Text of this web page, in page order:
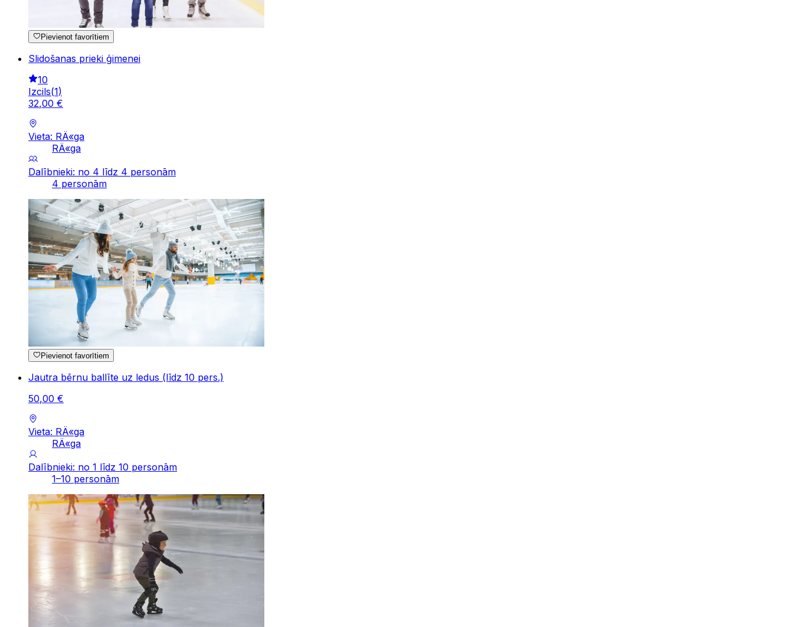
Pievienot favorītiem
Slidošanas prieki ģimenei
10
Izcils(1)
32,00 €
Vieta: RÄ«ga
RÄ«ga
Dalībnieki: no 4 līdz 4 personām
4 personām
Pievienot favorītiem
Jautra bērnu ballīte uz ledus (līdz 10 pers.)
50,00 €
Vieta: RÄ«ga
RÄ«ga
Dalībnieki: no 1 līdz 10 personām
1–10 personām